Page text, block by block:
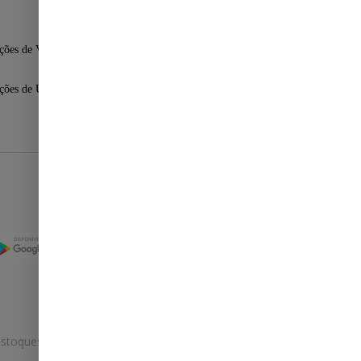
de Venda
de Uso